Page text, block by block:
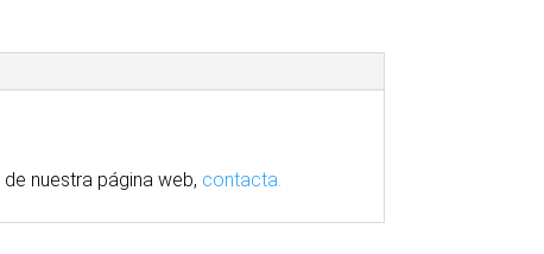
de nuestra página web, contacta.